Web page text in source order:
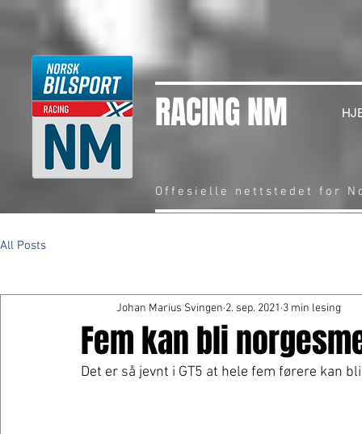
RACING NM
Offesielle nettstedet for
All Posts
Fem kan bli
Johan Marius Svingen 2. sep. 2021 3 min lesing
Det er så jevnt i GT5 at hele fem førere kan